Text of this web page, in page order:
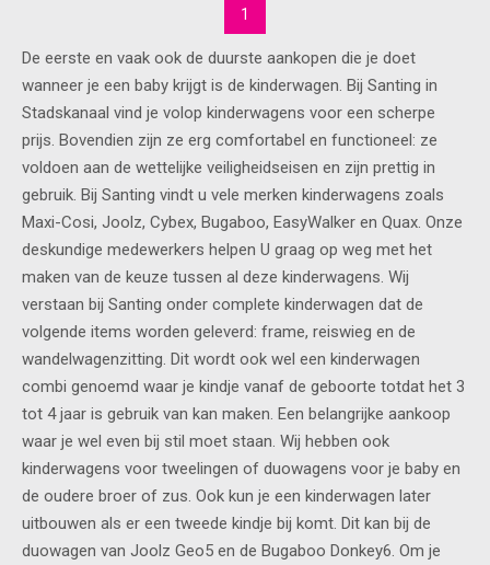
1
De eerste en vaak ook de duurste aankopen die je doet
wanneer je een baby krijgt is de kinderwagen. Bij Santing in
Stadskanaal vind je volop kinderwagens voor een scherpe
prijs. Bovendien zijn ze erg comfortabel en functioneel: ze
voldoen aan de wettelijke veiligheidseisen en zijn prettig in
gebruik. Bij Santing vindt u vele merken kinderwagens zoals
Maxi-Cosi, Joolz, Cybex, Bugaboo, EasyWalker en Quax. Onze
deskundige medewerkers helpen U graag op weg met het
maken van de keuze tussen al deze kinderwagens. Wij
verstaan bij Santing onder complete kinderwagen dat de
volgende items worden geleverd: frame, reiswieg en de
wandelwagenzitting. Dit wordt ook wel een kinderwagen
combi genoemd waar je kindje vanaf de geboorte totdat het 3
tot 4 jaar is gebruik van kan maken. Een belangrijke aankoop
waar je wel even bij stil moet staan. Wij hebben ook
kinderwagens voor tweelingen of duowagens voor je baby en
de oudere broer of zus. Ook kun je een kinderwagen later
uitbouwen als er een tweede kindje bij komt. Dit kan bij de
duowagen van Joolz Geo5 en de Bugaboo Donkey6. Om je